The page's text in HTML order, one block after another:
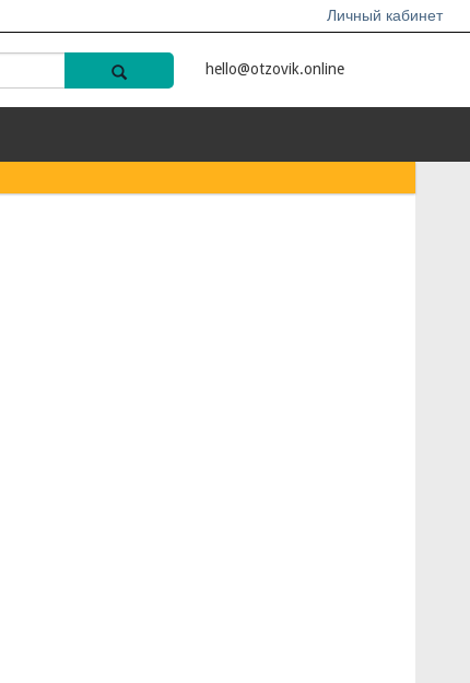
Личный кабинет
hello@otzovik.online